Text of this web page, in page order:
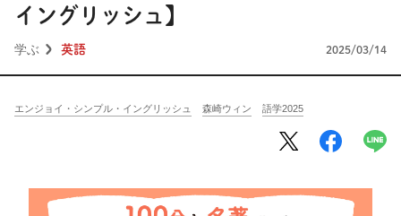
将棋
暮らす ハンドメイド
NHK出版新書
作品 その他
イングリッシュ】
学ぶ 英語 2025/03/14
エンジョイ・シンプル・イングリッシュ 森崎ウィン 語学2025